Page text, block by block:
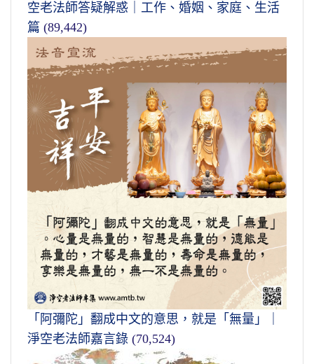
空老法師答疑解惑｜工作、婚姻、家庭、生活
篇 (89,442)
「阿彌陀」翻成中文的意思，就是「無量」｜
淨空老法師嘉言錄 (70,524)